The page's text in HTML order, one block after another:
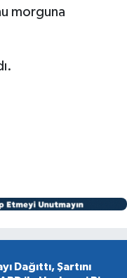
morguna
Dağıttı, Şartını